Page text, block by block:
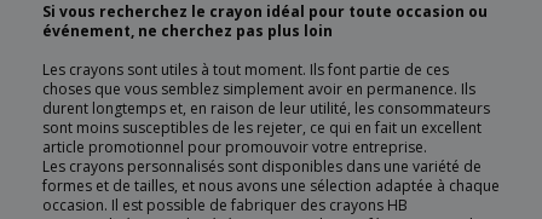
Si vous recherchez le crayon idéal pour toute occasion ou
événement, ne cherchez pas plus loin
Les crayons sont utiles à tout moment. Ils font partie de ces
choses que vous semblez simplement avoir en permanence. Ils
durent longtemps et, en raison de leur utilité, les consommateurs
sont moins susceptibles de les rejeter, ce qui en fait un excellent
article promotionnel pour promouvoir votre entreprise.
Les crayons personnalisés sont disponibles dans une variété de
formes et de tailles, et nous avons une sélection adaptée à chaque
occasion. Il est possible de fabriquer des crayons HB